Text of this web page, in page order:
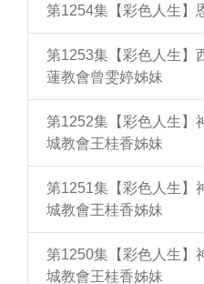
第1254集【彩色人生】
第1253集【彩色人生】
蓮教會曾雯婷姊妹
第1252集【彩色人生】
城教會王桂香姊妹
第1251集【彩色人生】
城教會王桂香姊妹
第1250集【彩色人生】
城教會王桂香姊妹